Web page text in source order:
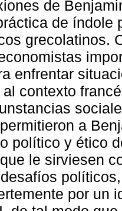
de
de índole
grecolatinos.
enfrentar
contexto
a
político y ético
le sirviesen
por un